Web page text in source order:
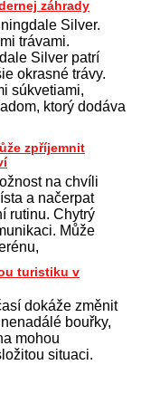
záhrady
Silver.
trávami.
Silver patrí
okrasné trávy.
súkvetiami,
ktorý dodáva
zpříjemnit
na chvíli
a načerpat
rutinu. Chytrý
Může
turistiku v
dokáže změnit
bouřky,
mohou
situaci.